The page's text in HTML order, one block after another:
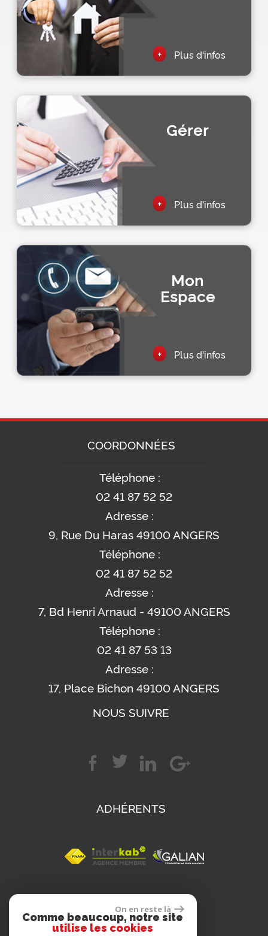
+ Plus d'infos
Gérer
+ Plus d'infos
Mon
Espace
+ Plus d'infos
COORDONNÉES
Téléphone :
02 41 87 52 52
Adresse :
9, Rue Du Haras 49100 ANGERS
Téléphone :
02 41 87 52 52
Adresse :
7, Bd Henri Arnaud - 49100 ANGERS
Téléphone :
02 41 87 53 13
Adresse :
17, Place Bichon 49100 ANGERS
NOUS SUIVRE
ADHÉRENTS
SE CONNECTER
On en reste là
Comme beaucoup, notre site
utilise les cookies